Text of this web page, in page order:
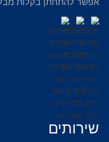
אפשר להתחתן בקלות
שירותים